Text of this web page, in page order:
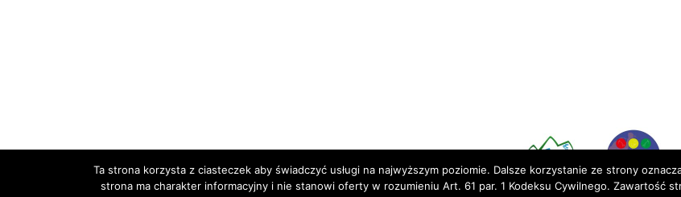
Ta strona korzysta z ciasteczek aby świadczyć usługi na najwyższym poziomie. Dalsze korzystanie ze strony
strona ma charakter informacyjny i nie stanowi oferty w rozumieniu Art. 61 par. 1 Kodeksu Cywilnego. Zawartość